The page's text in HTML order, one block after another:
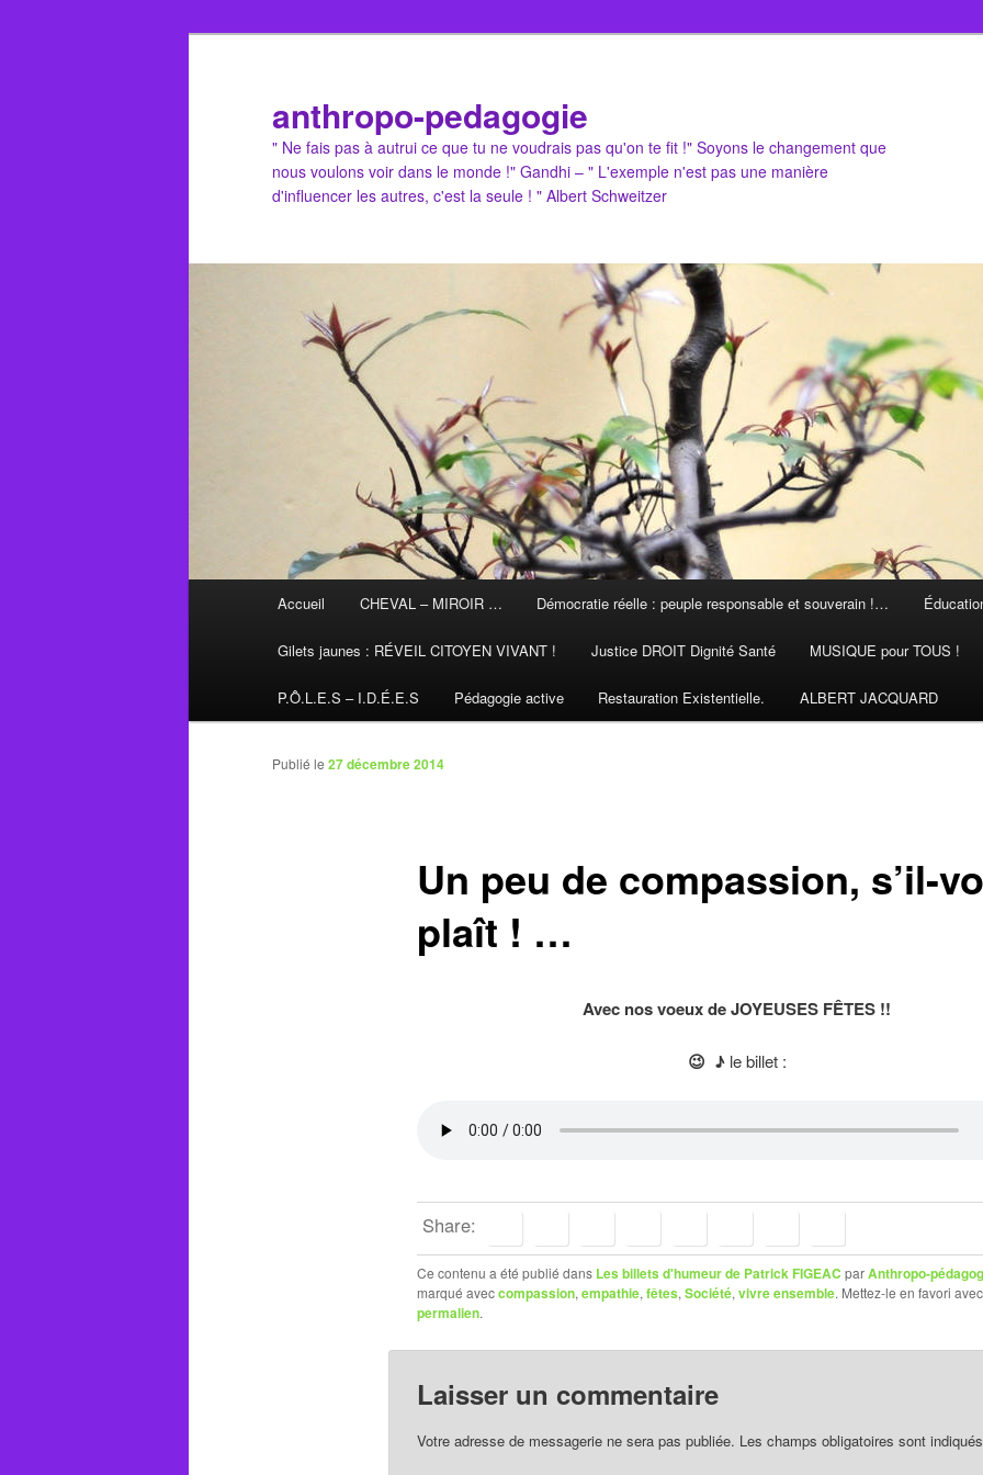
anthropo-pedagogie
" Ne fais pas à autrui ce que tu ne voudrais pas qu'on te fit !" Soyons le changement que
nous voulons voir dans le monde !" Gandhi – " L'exemple n'est pas une manière
d'influencer les autres, c'est la seule ! " Albert Schweitzer
Accueil CHEVAL – MIROIR … Démocratie réelle : peuple responsable et souverain !…
Gilets jaunes : RÉVEIL CITOYEN VIVANT ! Justice DROIT Dignité Santé MUSIQUE pour TOUS !
P.Ô.L.E.S – I.D.É.E.S Pédagogie active Restauration Existentielle. ALBERT JACQUARD
Un peu de compassion, s’il-
plaît ! …
Publié le 27 décembre 2014
Avec nos voeux de JOYEUSES FÊTES !!
😉 ♪le billet :
Share:
Ce contenu a été publié dans Les billets d'humeur de Patrick FIGEAC parAnthropo-
marqué aveccompassion,empathie,fêtes,Société,vivre ensemble. Mettez-le en favori
permalien.
Laisser un commentaire
Votre adresse de messagerie ne sera pas publiée. Les champs obligatoires sont